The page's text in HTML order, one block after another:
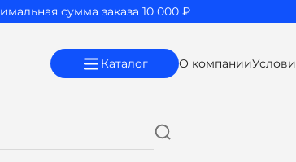
сумма заказа 10 000 ₽
Каталог О компании